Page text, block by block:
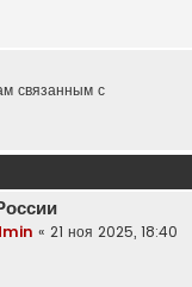
связанным с
« 21 ноя 2025, 18:40